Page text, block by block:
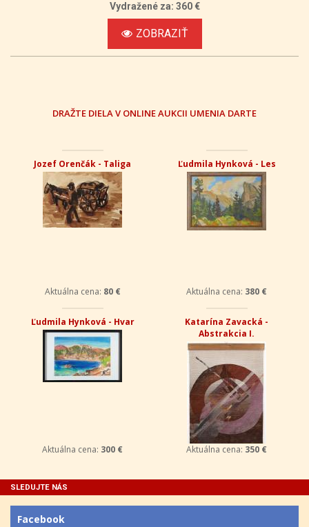
Vydražené za: 360 €
ZOBRAZIŤ
DRAŽTE DIELA V ONLINE AUKCII UMENIA DARTE
Jozef Orenčák - Taliga
Aktuálna cena: 80 €
Ľudmila Hynková - Les
Aktuálna cena: 380 €
Ľudmila Hynková - Hvar
Aktuálna cena: 300 €
Katarína Zavacká -
Abstrakcia I.
Aktuálna cena: 350 €
SLEDUJTE NÁS
Facebook